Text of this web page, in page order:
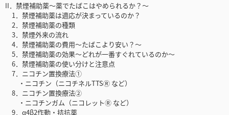
II．禁煙補助薬〜薬でたばこはやめられるか？〜
1．禁煙補助薬は適応が決まっているのか？
2．禁煙補助薬の種類
3．禁煙外来の流れ
4．禁煙補助薬の費用〜たばこより安い？〜
5．禁煙補助薬の効果〜どれが一番すぐれているのか〜
6．禁煙補助薬の使い分けと注意点
7．ニコチン置換療法①
・ニコチン（ニコチネルTTSⓇ など）
8．ニコチン置換療法②
・ニコチンガム（ニコレットⓇ など）
9．α4β2作動・拮抗薬